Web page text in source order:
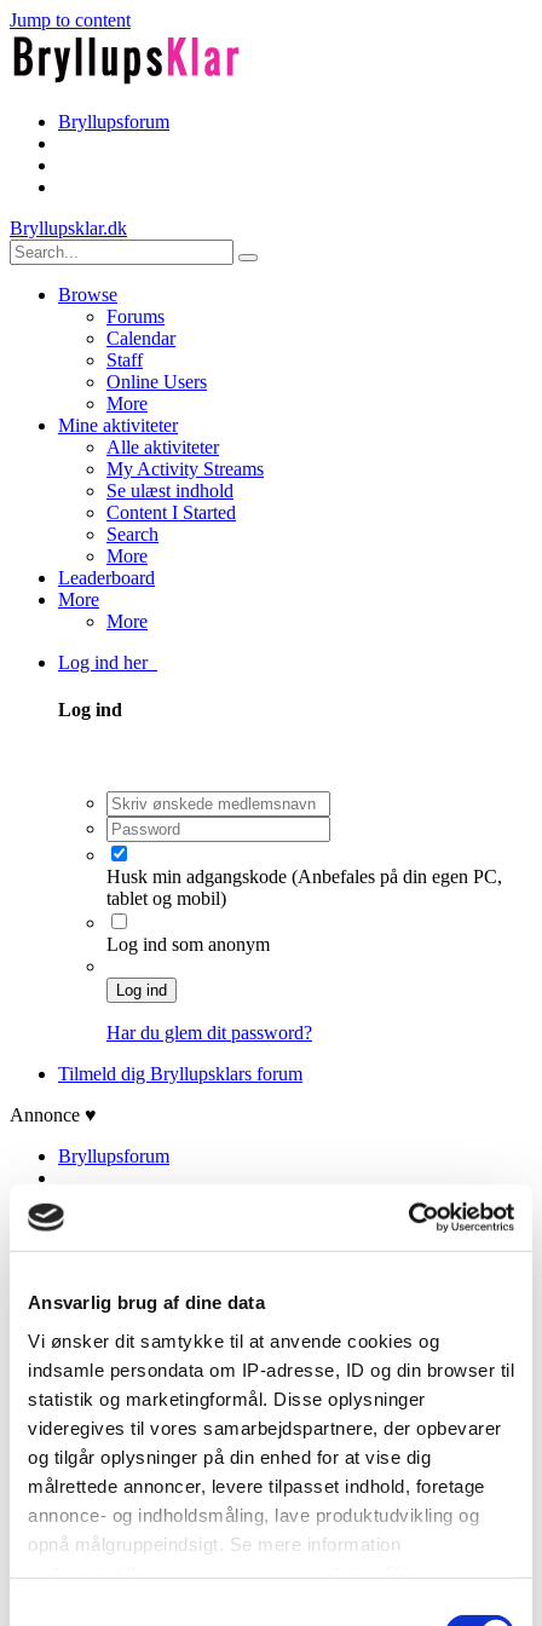
Ansvarlig brug af dine data
Vi ønsker dit samtykke til at anvende cookies og
indsamle persondata om IP-adresse, ID og din browser til
statistik og marketingformål. Disse oplysninger
videregives til vores samarbejdspartnere, der opbevarer
og tilgår oplysninger på din enhed for at vise dig
målrettede annoncer, levere tilpasset indhold, foretage
annonce- og indholdsmåling, lave produktudvikling og
opnå målgruppeindsigt. Se mere information
Jump to content
Bryllupsforum
Bryllupsklar.dk
Browse
Forums
Calendar
Staff
Online Users
More
Mine aktiviteter
Alle aktiviteter
My Activity Streams
Se ulæst indhold
Content I Started
Search
More
Leaderboard
More
More
Log ind her
Log ind
Husk min adgangskode (Anbefales på din egen PC,
tablet og mobil)
Log ind som anonym
Log ind
Har du glem dit password?
Tilmeld dig Bryllupsklars forum
Annonce ♥
Bryllupsforum
SHOP TILL YOU DROP
Artikler
Brudekjoler
DIY
Annoncør
Indkøb
Artikler